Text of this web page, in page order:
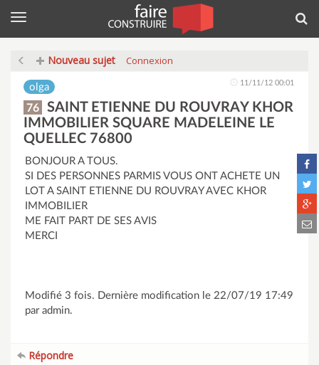
Menu
Nouveau sujet Connexion
olga 11/11/12 00:01
76
SAINT ETIENNE DU ROUVRAY KHOR
IMMOBILIER SQUARE MADELEINE LE
QUELLEC 76800
BONJOUR A TOUS.
SI DES PERSONNES PARMIS VOUS ONT ACHETE UN
LOT A SAINT ETIENNE DU ROUVRAY AVEC KHOR
IMMOBILIER
ME FAIT PART DE SES AVIS
MERCI
Modifié 3 fois. Dernière modification le 22/07/19 17:49
par admin.
Répondre